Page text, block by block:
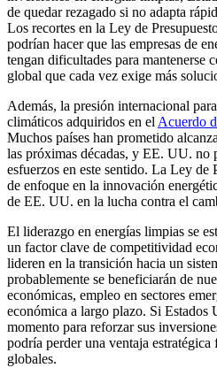
de quedar rezagado si no adapta
Los recortes en la Ley de
podrían hacer que las empresas de
tengan dificultades para mantenerse
global que cada vez exige más
Además, la presión internacional
climáticos adquiridos en el Acuerdo
Muchos países han prometido
las próximas décadas, y EE. UU. no
esfuerzos en este sentido. La Ley de
de enfoque en la innovación
de EE. UU. en la lucha contra el
El liderazgo en energías limpias se
un factor clave de competitividad
lideren en la transición hacia un
probablemente se beneficiarán de
económicas, empleo en sectores
económica a largo plazo. Si Estados
momento para reforzar sus
podría perder una ventaja estratégica
globales.